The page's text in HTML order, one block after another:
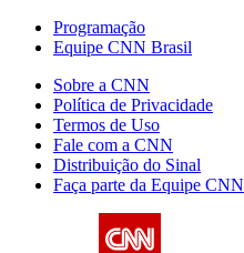
Programação
Equipe CNN Brasil
Sobre a CNN
Política de Privacidade
Termos de Uso
Fale com a CNN
Distribuição do Sinal
Faça parte da Equipe CNN